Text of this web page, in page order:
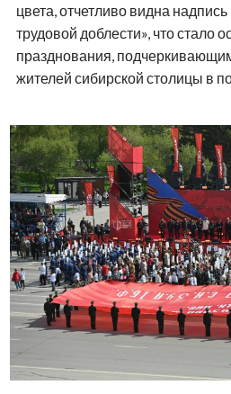
цвета, отчетливо видна
трудовой доблести», что стало
празднования,
жителей сибирской столицы в